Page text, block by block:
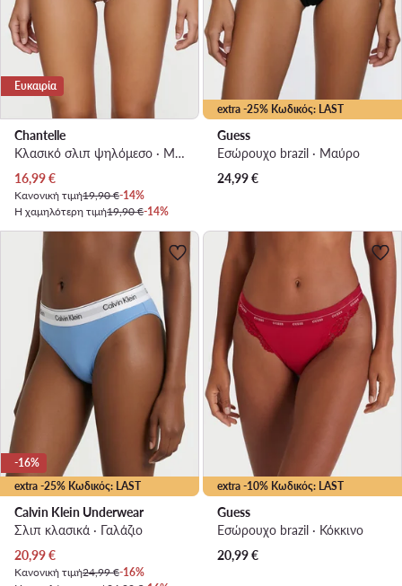
Ευκαιρία
Chantelle
Κλασικό σλιπ ψηλόμεσο · Μπεζ
Τρέχουσα τιμή
16,99€
Κανονική τιμή19,90 €-14%
Η χαμηλότερη τιμή19,90 €-14%
extra -25% Κωδικός: LAST
Guess
Εσώρουχο brazil · Μαύρο
24,99€
extra -25% Κωδικός: LAST
-16%
Calvin Klein Underwear
Σλιπ κλασικά · Γαλάζιο
Τρέχουσα τιμή
20,99€
Κανονική τιμή24,99 €-16%
extra -10% Κωδικός: LAST
Guess
Εσώρουχο brazil · Κόκκινο
20,99€